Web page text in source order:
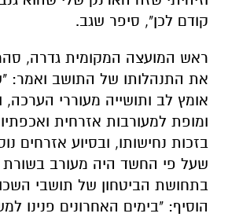
קודם לכן", סיפר שגב.
ראש המועצה המקומית גדרה,
את התנהלותו של התושב ואמר:
אומץ לב ותושייה מעוררי הערכה,
ומופת למעורבות אזרחית
בזכות נחישותו, ובסיוע אזרחים
שעל פי החשד היה מעורב בשורת
בתחושת הביטחון של תושבי
הוסיף: "בימים האחרונים פנינו